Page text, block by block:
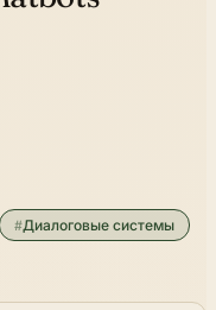
#Диалоговые системы